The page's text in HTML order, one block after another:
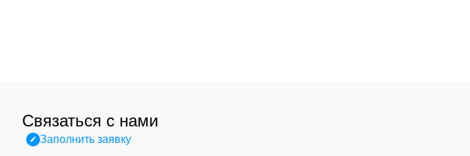
Связаться с нами
Заполнить заявку